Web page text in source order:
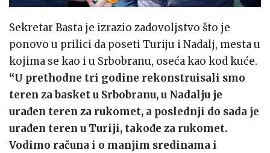
Sekretar Basta je izrazio zadovoljstvo što je
ponovo u prilici da poseti Turiju i Nadalj, mesta u
kojima se kao i u Srbobranu, oseća kao kod kuće.
“U prethodne tri godine rekonstruisali smo
teren za basket u Srbobranu, u Nadalju je
urađen teren za rukomet, a poslednji do sada je
urađen teren u Turiji, takođe za rukomet.
Vodimo računa i o manjim sredinama i